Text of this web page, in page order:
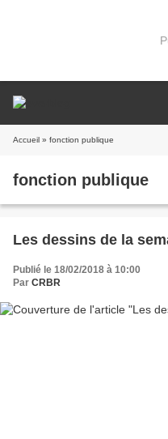
Accueil » fonction publique
fonction publique
Les dessins de la
Publié le 18/02/2018 à 10:00
Par CRBR